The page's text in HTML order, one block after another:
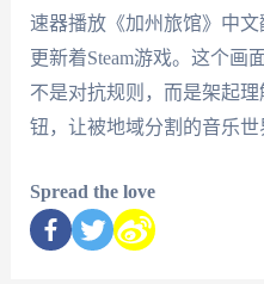
速器播放《加州旅馆》中
更新着Steam游戏。这个
不是对抗规则，而是架起
钮，让被地域分割的音乐世
Spread the love